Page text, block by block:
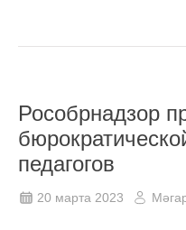
Рособрнадзор
педагогов
20 марта 2023